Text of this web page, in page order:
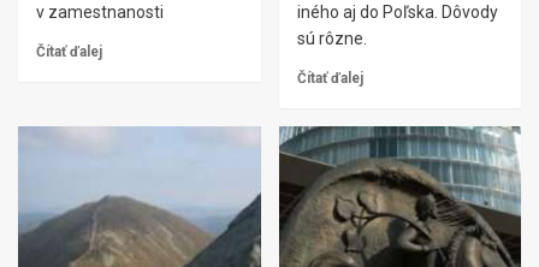
v zamestnanosti
Čítať ďalej
iného aj do Poľska. Dôvody
sú rôzne.
Čítať ďalej